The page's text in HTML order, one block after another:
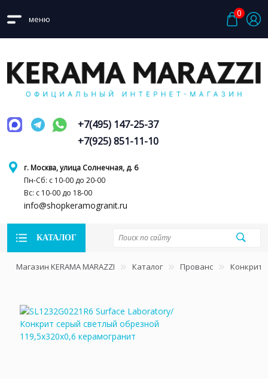
меню
0
г. Москва, улица Солнечная, д. 6
Пн-Сб: с 10-00 до 20-00
Вс: с 10-00 до 18-00
info@shopkeramogranit.ru
+7(495) 147-25-37
+7(925) 851-11-10
КАТАЛОГ
Магазин KERAMA MARAZZI Каталог Прованс Конкрит